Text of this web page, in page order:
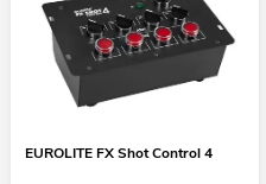
EUROLITE FX Shot Control 4